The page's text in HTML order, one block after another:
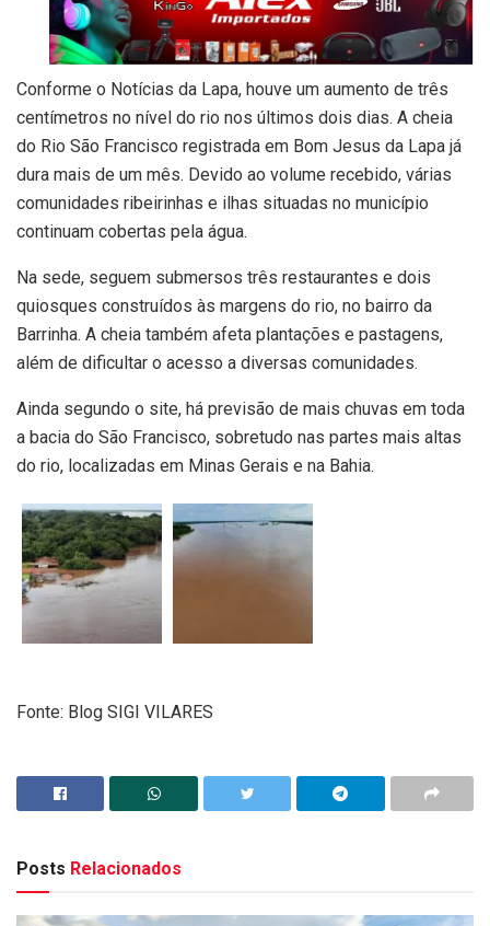
Conforme o Notícias da Lapa, houve um aumento de três
centímetros no nível do rio nos últimos dois dias. A cheia
do Rio São Francisco registrada em Bom Jesus da Lapa já
dura mais de um mês. Devido ao volume recebido, várias
comunidades ribeirinhas e ilhas situadas no município
continuam cobertas pela água.
Na sede, seguem submersos três restaurantes e dois
quiosques construídos às margens do rio, no bairro da
Barrinha. A cheia também afeta plantações e pastagens,
além de dificultar o acesso a diversas comunidades.
Ainda segundo o site, há previsão de mais chuvas em toda
a bacia do São Francisco, sobretudo nas partes mais altas
do rio, localizadas em Minas Gerais e na Bahia.
Fonte: Blog SIGI VILARES
Posts Relacionados